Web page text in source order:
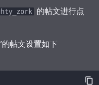
的帖文进行点
的帖文设置如下